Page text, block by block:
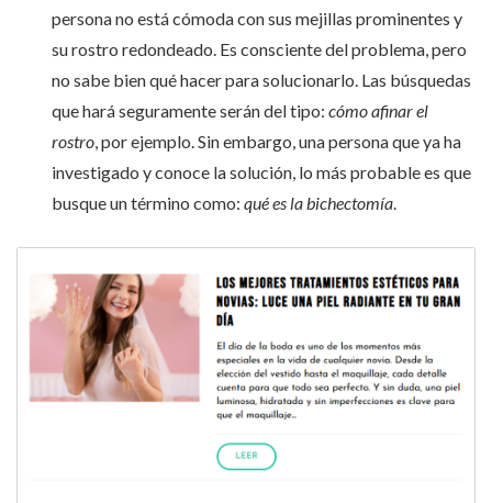
persona no está cómoda con sus mejillas prominentes y
su rostro redondeado. Es consciente del problema, pero
no sabe bien qué hacer para solucionarlo. Las búsquedas
que hará seguramente serán del tipo: cómo afinar el
rostro, por ejemplo. Sin embargo, una persona que ya ha
investigado y conoce la solución, lo más probable es que
busque un término como: qué es la bichectomía.